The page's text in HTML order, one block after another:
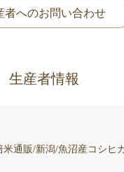
者へのお問い合わせ
生産者情報
米通販/新潟/魚沼産コシヒ